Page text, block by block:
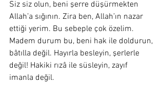
Siz siz olun, beni şerre düşürmekten
Allah’a sığının. Zira ben, Allah’ın nazar
ettiği yerim. Bu sebeple çok özelim.
Madem durum bu, beni hak ile doldurun,
bâtılla değil. Hayırla besleyin, şerlerle
değil! Hakiki rızâ ile süsleyin, zayıf
imanla değil.